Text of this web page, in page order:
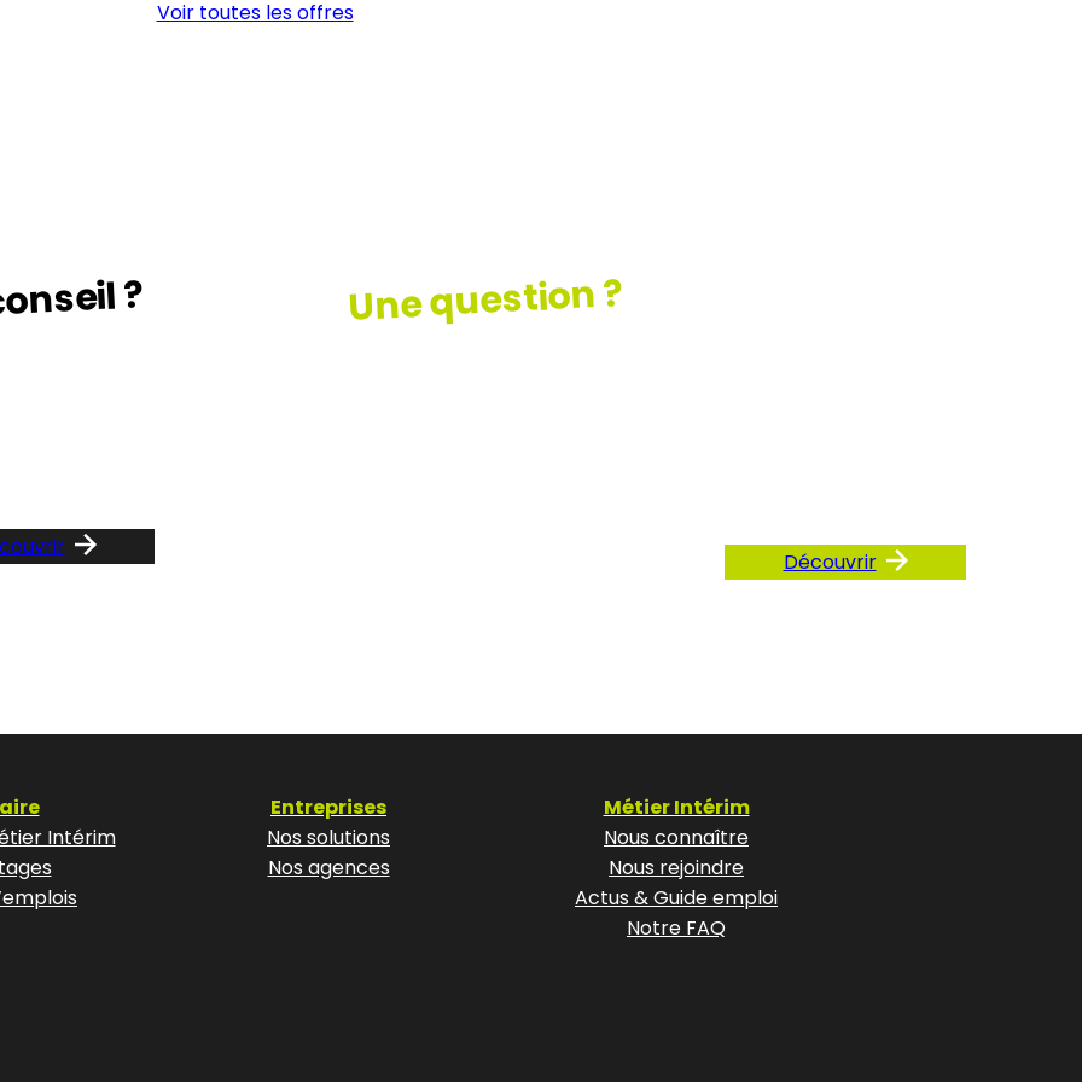
Voir toutes les offres
? Une question ?
Découvrir
Intérim
Entreprises
Nos solutions
Nos agences
Métier Intérim
Nous connaître
Nous rejoindre
Actus & Guide emploi
Notre FAQ